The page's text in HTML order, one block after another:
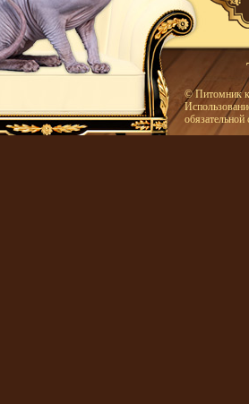
© Питомник
обязательной